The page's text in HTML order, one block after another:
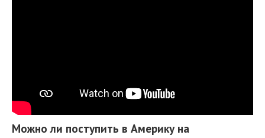
Можно ли поступить в Америку на